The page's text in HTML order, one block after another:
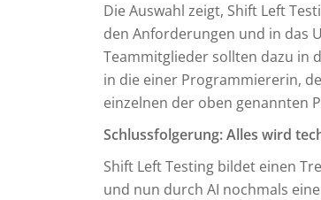
Die Auswahl zeigt, Shift Left
den Anforderungen und in das
Teammitglieder sollten dazu in
in die einer Programmiererin,
einzelnen der oben genannten
Schlussfolgerung: Alles wird
Shift Left Testing bildet einen
und nun durch AI nochmals